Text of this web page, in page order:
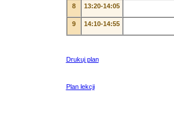
8
13:20-14:05
9 14:10-14:55
Drukuj plan
Plan lekcji